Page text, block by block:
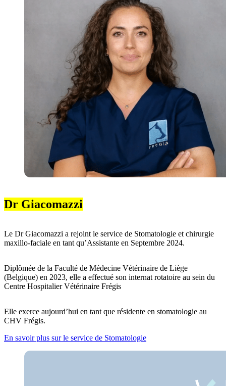
Dr Giacomazzi
Le Dr Giacomazzi a rejoint le service de Stomatologie et chirurgie
maxillo-faciale en tant qu’Assistante en Septembre 2024.
Diplômée de la Faculté de Médecine Vétérinaire de Liège
(Belgique) en 2023, elle a effectué son internat rotatoire au sein du
Centre Hospitalier Vétérinaire Frégis
Elle exerce aujourd’hui en tant que résidente en stomatologie au
CHV Frégis.
En savoir plus sur le service de Stomatologie